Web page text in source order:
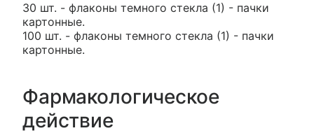
30 шт. - флаконы темного стекла (1) - пачки
картонные.
100 шт. - флаконы темного стекла (1) - пачки
картонные.
Фармакологическое
действие